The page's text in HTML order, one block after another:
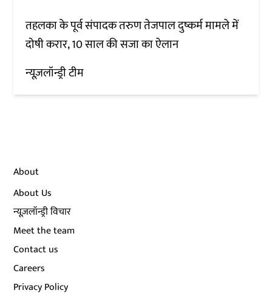
तहलका के पूर्व संपादक तरुण तेजपाल दुष्कर्म मामले में
दोषी करार, 10 साल की सजा का ऐलान
न्यूज़लॉन्ड्री टीम
About
About Us
न्यूज़लॉन्ड्री विचार
Meet the team
Contact us
Careers
Privacy Policy